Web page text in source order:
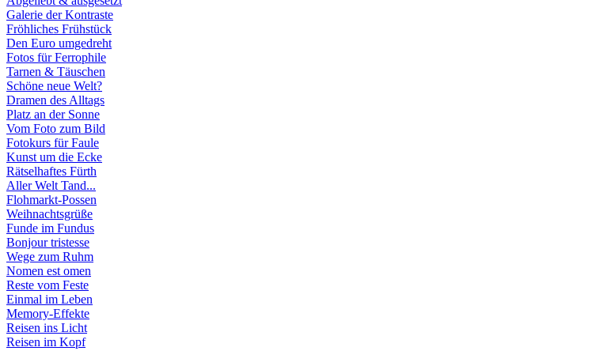
Galerie der Kontraste
Fröhliches Frühstück
Den Euro umgedreht
Fotos für Ferrophile
Tarnen & Täuschen
Schöne neue Welt?
Dramen des Alltags
Platz an der Sonne
Vom Foto zum Bild
Fotokurs für Faule
Kunst um die Ecke
Rätselhaftes Fürth
Aller Welt Tand...
Flohmarkt-Possen
Weihnachtsgrüße
Funde im Fundus
Bonjour tristesse
Wege zum Ruhm
Nomen est omen
Reste vom Feste
Einmal im Leben
Memory-Effekte
Reisen ins Licht
Reisen im Kopf